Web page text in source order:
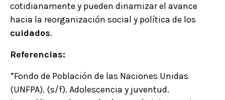
cotidianamente y pueden dinamizar el avance
hacia la reorganización social y política de los
cuidados.
Referencias:
*Fondo de Población de las Naciones Unidas
(UNFPA). (s/f). Adolescencia y juventud.